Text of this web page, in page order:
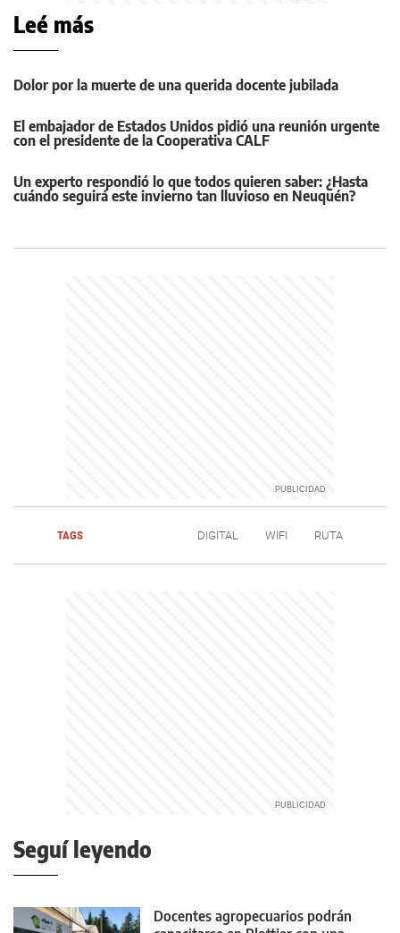
Leé más
Dolor por la muerte de una querida docente jubilada
El embajador de Estados Unidos pidió una reunión urgente
con el presidente de la Cooperativa CALF
Un experto respondió lo que todos quieren saber: ¿Hasta
cuándo seguirá este invierno tan lluvioso en Neuquén?
TAGS DIGITAL WIFI RUTA
Seguí leyendo
Docentes agropecuarios podrán